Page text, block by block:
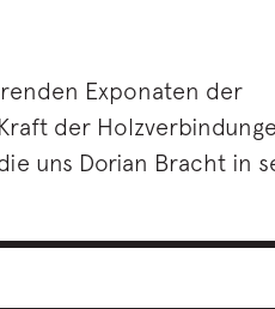
Exponaten der
der
uns Dorian Bracht in